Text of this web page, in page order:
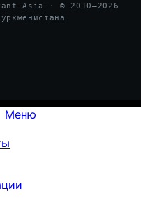
Asia · © 2010—2026
Меню